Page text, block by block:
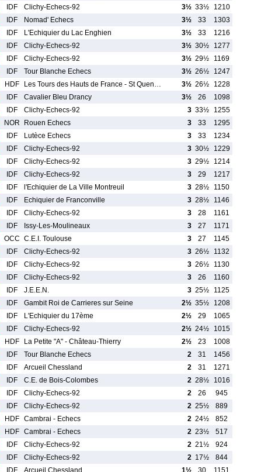
IDF Clichy-Echecs-92 3½ 33½
1210
IDF Nomad' Echecs 3½ 33
1303
IDF L'Echiquier du Lac Enghien 3½ 33
1216
IDF Clichy-Echecs-92 3½ 30½
1277
IDF Clichy-Echecs-92 3½ 29½
1169
IDF Tour Blanche Echecs 3½ 26½
1247
HDF Les Tours des Hauts de France - St Quen… 3½ 26½
1228
IDF Cavalier Bleu Drancy 3½ 26
1098
IDF Clichy-Echecs-92 3 33½
1255
NOR Rouen Echecs 3 33
1295
IDF Lutèce Echecs 3 33
1234
IDF Clichy-Echecs-92 3 30½
1229
IDF Clichy-Echecs-92 3 29½
1214
IDF Clichy-Echecs-92 3 29
1217
IDF l'Echiquier de La Ville Montreuil 3 28½
1150
IDF Echiquier de Franconville 3 28½
1146
IDF Clichy-Echecs-92 3 28
1161
IDF Issy-Les-Moulineaux 3 27
1171
OCC C.E.I. Toulouse 3 27
1145
IDF Clichy-Echecs-92 3 26½
1132
IDF Clichy-Echecs-92 3 26½
1130
IDF Clichy-Echecs-92 3 26
1160
IDF J.E.E.N. 3 25½
1125
IDF Gambit Roi de Carrieres sur Seine 2½ 35½
1208
IDF L'Echiquier du 17ème 2½ 29
1065
IDF Clichy-Echecs-92 2½ 24½
1015
HDF La Petite "A" - Château-Thierry 2½ 23
1008
IDF Tour Blanche Echecs 2 31
1456
IDF Arcueil Chessland 2 31
1271
IDF C.E. de Bois-Colombes 2 28½
1016
IDF Clichy-Echecs-92 2 26
945
IDF Clichy-Echecs-92 2 25½
889
HDF Cambrai - Echecs 2 24½
852
HDF Cambrai - Echecs 2 23½
517
IDF Clichy-Echecs-92 2 21½
924
IDF Clichy-Echecs-92 2 17½
844
IDF Arcueil Chessland 1½ 30 1151